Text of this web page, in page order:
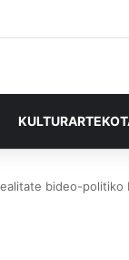
bideo-politiko